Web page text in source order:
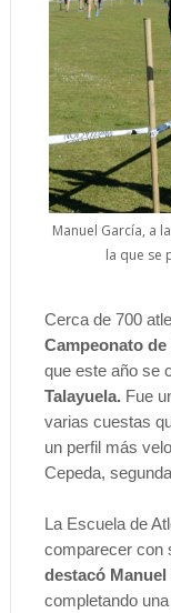
Manuel García, a
la que se
Cerca de 700
Campeonato
que este año se
Talayuela. Fue
varias cuestas
un perfil más
Cepeda,
La Escuela de
comparecer con
destacó Manuel
completando